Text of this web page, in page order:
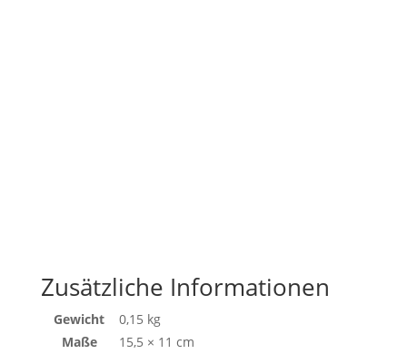
Zusätzliche Informationen
Gewicht
0,15 kg
Maße
15,5 × 11 cm